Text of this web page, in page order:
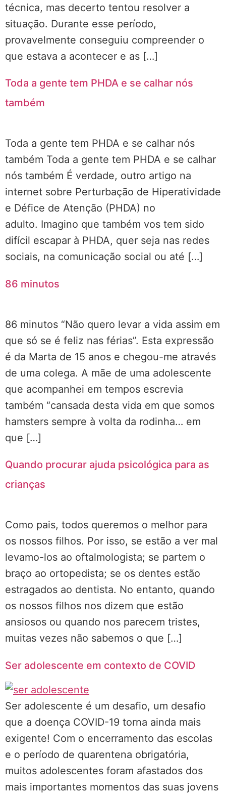
técnica, mas decerto tentou resolver a
situação. Durante esse período,
provavelmente conseguiu compreender o
que estava a acontecer e as […]
Toda a gente tem PHDA e se calhar nós
também
Toda a gente tem PHDA e se calhar nós
também Toda a gente tem PHDA e se calhar
nós também É verdade, outro artigo na
internet sobre Perturbação de Hiperatividade
e Défice de Atenção (PHDA) no
adulto. Imagino que também vos tem sido
difícil escapar à PHDA, quer seja nas redes
sociais, na comunicação social ou até […]
86 minutos
86 minutos “Não quero levar a vida assim em
que só se é feliz nas férias”. Esta expressão
é da Marta de 15 anos e chegou-me através
de uma colega. A mãe de uma adolescente
que acompanhei em tempos escrevia
também “cansada desta vida em que somos
hamsters sempre à volta da rodinha… em
que […]
Quando procurar ajuda psicológica para as
crianças
Como pais, todos queremos o melhor para
os nossos filhos. Por isso, se estão a ver mal
levamo-los ao oftalmologista; se partem o
braço ao ortopedista; se os dentes estão
estragados ao dentista. No entanto, quando
os nossos filhos nos dizem que estão
ansiosos ou quando nos parecem tristes,
muitas vezes não sabemos o que […]
Ser adolescente em contexto de COVID
Ser adolescente é um desafio, um desafio
que a doença COVID-19 torna ainda mais
exigente! Com o encerramento das escolas
e o período de quarentena obrigatória,
muitos adolescentes foram afastados dos
mais importantes momentos das suas jovens